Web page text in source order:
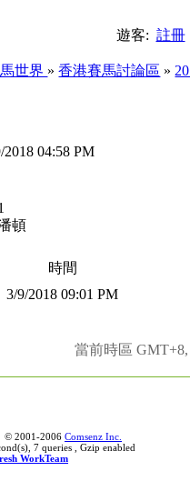
遊客: 註冊
世界 »香港賽馬討論區 »
2018 04:58 PM
頓
時間
3/9/2018 09:01 PM
當前時區
© 2001-2006 Comsenz Inc.
7 queries , Gzip enabled
WorkTeam